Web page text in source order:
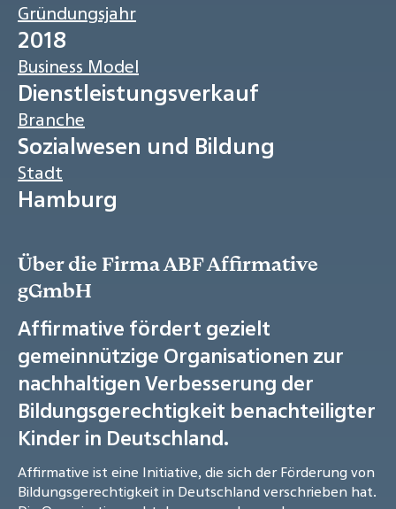
Gründungsjahr
2018
Business Model
Dienstleistungsverkauf
Branche
Sozialwesen und Bildung
Stadt
Hamburg
Über die Firma ABF Affirmative
gGmbH
Affirmative fördert gezielt
gemeinnützige Organisationen zur
nachhaltigen Verbesserung der
Bildungsgerechtigkeit benachteiligter
Kinder in Deutschland.
Affirmative ist eine Initiative, die sich der Förderung von
Bildungsgerechtigkeit in Deutschland verschrieben hat.